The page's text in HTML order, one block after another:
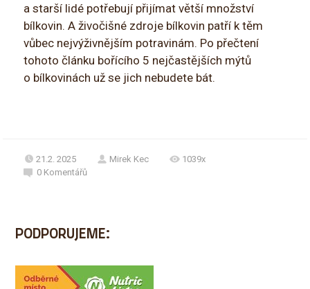
a starší lidé potřebují přijímat větší množství
bílkovin. A živočišné zdroje bílkovin patří k těm
vůbec nejvýživnějším potravinám. Po přečtení
tohoto článku bořícího 5 nejčastějších mýtů
o bílkovinách už se jich nebudete bát.
21.2. 2025 Mirek Kec
1039x
0 Komentářů
PODPORUJEME: